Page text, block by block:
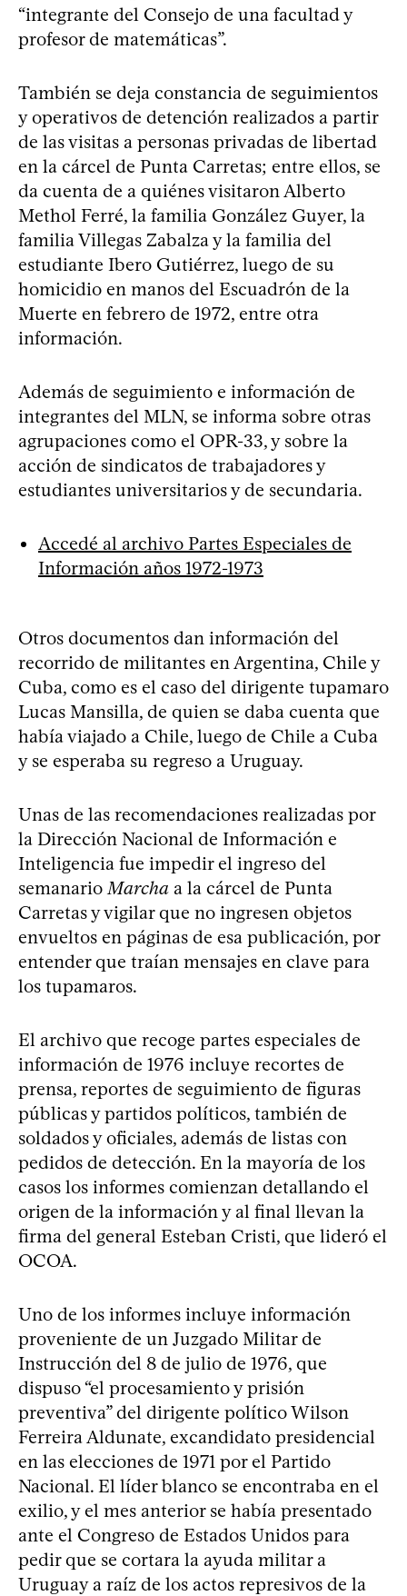
“integrante del Consejo de una facultad y
profesor de matemáticas”.
También se deja constancia de seguimientos
y operativos de detención realizados a partir
de las visitas a personas privadas de libertad
en la cárcel de Punta Carretas; entre ellos, se
da cuenta de a quiénes visitaron Alberto
Methol Ferré, la familia González Guyer, la
familia Villegas Zabalza y la familia del
estudiante Ibero Gutiérrez, luego de su
homicidio en manos del Escuadrón de la
Muerte en febrero de 1972, entre otra
información.
Además de seguimiento e información de
integrantes del MLN, se informa sobre otras
agrupaciones como el OPR-33, y sobre la
acción de sindicatos de trabajadores y
estudiantes universitarios y de secundaria.
Accedé al archivo Partes Especiales de
Información años 1972-1973
Otros documentos dan información del
recorrido de militantes en Argentina, Chile y
Cuba, como es el caso del dirigente tupamaro
Lucas Mansilla, de quien se daba cuenta que
había viajado a Chile, luego de Chile a Cuba
y se esperaba su regreso a Uruguay.
Unas de las recomendaciones realizadas por
la Dirección Nacional de Información e
Inteligencia fue impedir el ingreso del
semanario Marcha a la cárcel de Punta
Carretas y vigilar que no ingresen objetos
envueltos en páginas de esa publicación, por
entender que traían mensajes en clave para
los tupamaros.
El archivo que recoge partes especiales de
información de 1976 incluye recortes de
prensa, reportes de seguimiento de figuras
públicas y partidos políticos, también de
soldados y oficiales, además de listas con
pedidos de detección. En la mayoría de los
casos los informes comienzan detallando el
origen de la información y al final llevan la
firma del general Esteban Cristi, que lideró el
OCOA.
Uno de los informes incluye información
proveniente de un Juzgado Militar de
Instrucción del 8 de julio de 1976, que
dispuso “el procesamiento y prisión
preventiva” del dirigente político Wilson
Ferreira Aldunate, excandidato presidencial
en las elecciones de 1971 por el Partido
Nacional. El líder blanco se encontraba en el
exilio, y el mes anterior se había presentado
ante el Congreso de Estados Unidos para
pedir que se cortara la ayuda militar a
Uruguay a raíz de los actos represivos de la